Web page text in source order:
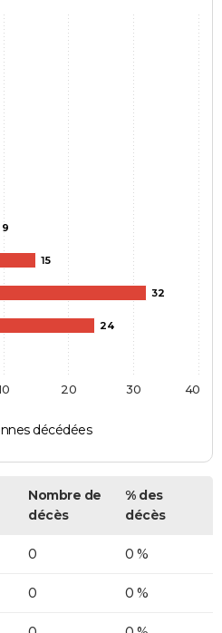
9
15
32
24
décédées
20 30 40
Nombre de
décès
% des
décès
0 0 %
0 0 %